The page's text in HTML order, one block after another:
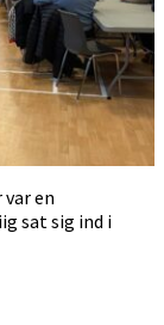
en
sat sig ind i